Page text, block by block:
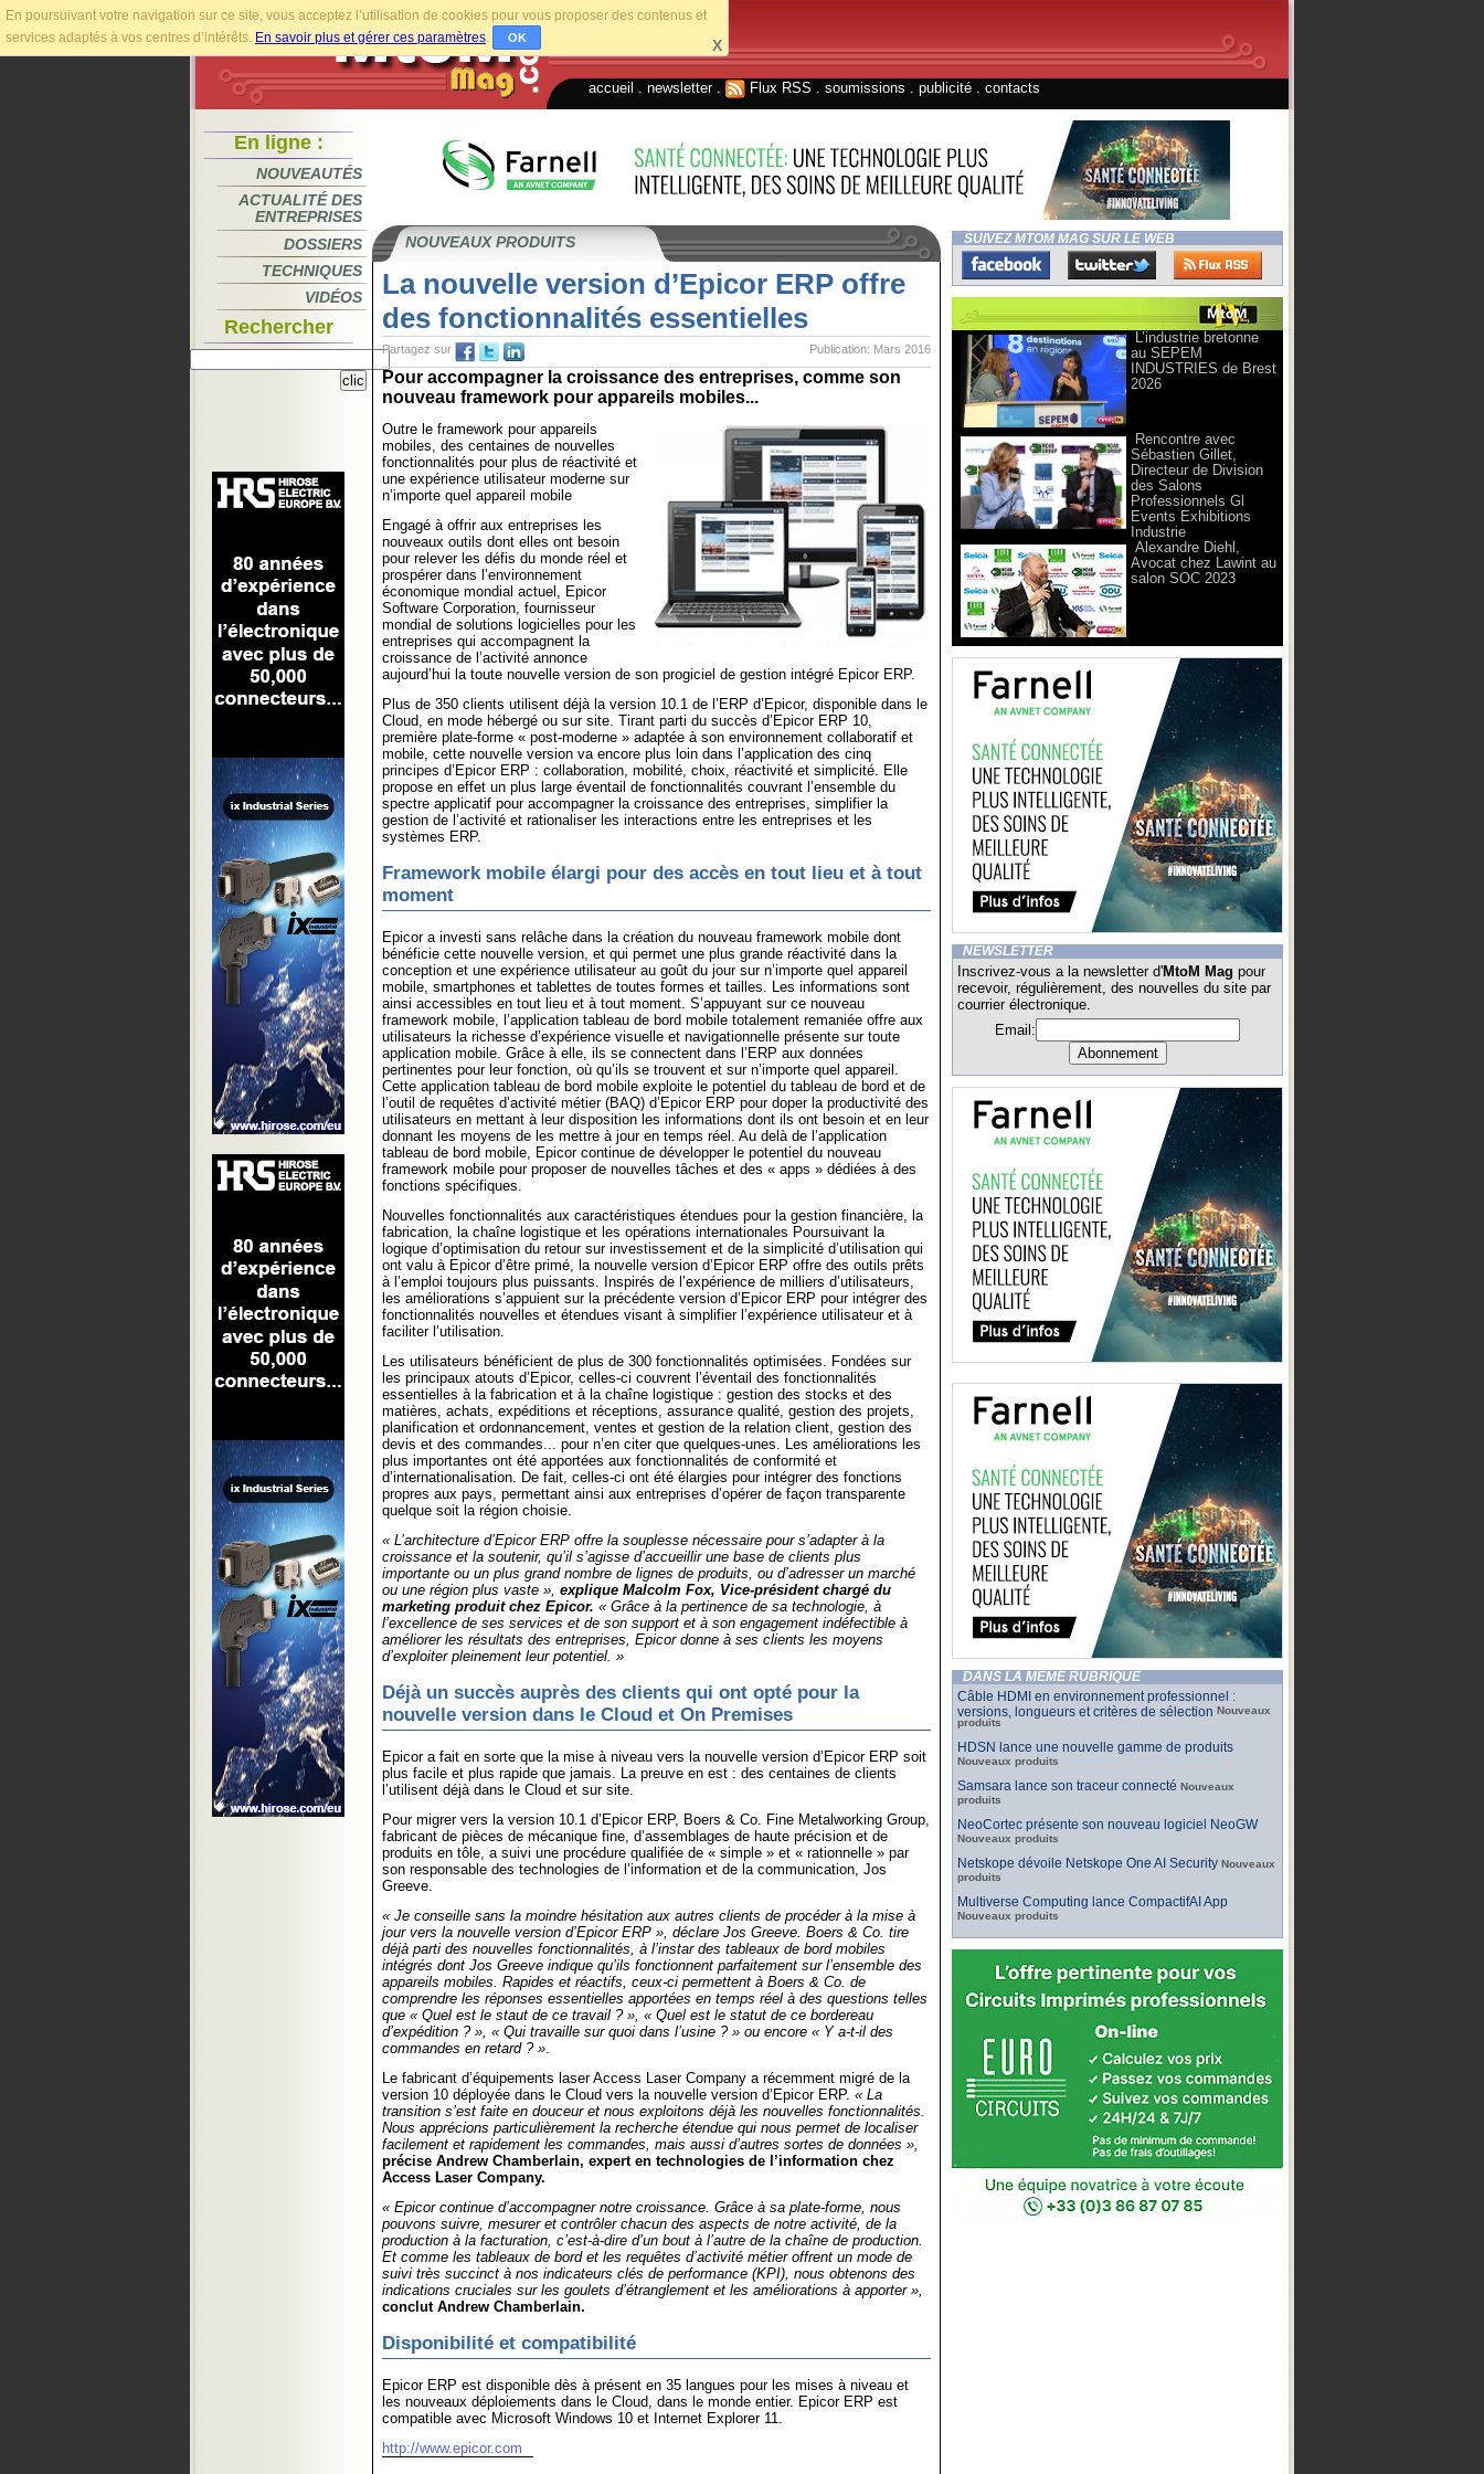
En poursuivant votre navigation sur ce site, vous acceptez l’utilisation de cookies pour vous proposer des contenus et
services adaptés à vos centres d’intérêts. En savoir plus et gérer ces paramètres. OK X
accueil newsletter. Flux RSS soumissions publicité contacts
En ligne :
NOUVEAUTÉS
ACTUALITÉ DES
ENTREPRISES
DOSSIERS
TECHNIQUES
VIDÉOS
Rechercher
NOUVEAUX PRODUITS
La nouvelle version d’Epicor ERP offre
des fonctionnalités essentielles
Publication: Mars 2016
Partagez sur
Pour accompagner la croissance des entreprises, comme son
nouveau framework pour appareils mobiles...
Outre le framework pour appareils
mobiles, des centaines de nouvelles
fonctionnalités pour plus de réactivité et
une expérience utilisateur moderne sur
n’importe quel appareil mobile
Engagé à offrir aux entreprises les
nouveaux outils dont elles ont besoin
pour relever les défis du monde réel et
prospérer dans l’environnement
économique mondial actuel, Epicor
Software Corporation, fournisseur
mondial de solutions logicielles pour les
entreprises qui accompagnent la
croissance de l’activité annonce
aujourd’hui la toute nouvelle version de son progiciel de gestion intégré Epicor ERP.
Plus de 350 clients utilisent déjà la version 10.1 de l’ERP d’Epicor, disponible dans le
Cloud, en mode hébergé ou sur site. Tirant parti du succès d’Epicor ERP 10,
première plate-forme « post-moderne » adaptée à son environnement collaboratif et
mobile, cette nouvelle version va encore plus loin dans l’application des cinq
principes d’Epicor ERP : collaboration, mobilité, choix, réactivité et simplicité. Elle
propose en effet un plus large éventail de fonctionnalités couvrant l’ensemble du
spectre applicatif pour accompagner la croissance des entreprises, simplifier la
gestion de l’activité et rationaliser les interactions entre les entreprises et les
systèmes ERP.
Framework mobile élargi pour des accès en tout lieu et à tout
moment
Epicor a investi sans relâche dans la création du nouveau framework mobile dont
bénéficie cette nouvelle version, et qui permet une plus grande réactivité dans la
conception et une expérience utilisateur au goût du jour sur n’importe quel appareil
mobile, smartphones et tablettes de toutes formes et tailles. Les informations sont
ainsi accessibles en tout lieu et à tout moment. S’appuyant sur ce nouveau
framework mobile, l’application tableau de bord mobile totalement remaniée offre aux
utilisateurs la richesse d’expérience visuelle et navigationnelle présente sur toute
application mobile. Grâce à elle, ils se connectent dans l’ERP aux données
pertinentes pour leur fonction, où qu’ils se trouvent et sur n’importe quel appareil.
Cette application tableau de bord mobile exploite le potentiel du tableau de bord et de
l’outil de requêtes d’activité métier (BAQ) d’Epicor ERP pour doper la productivité des
utilisateurs en mettant à leur disposition les informations dont ils ont besoin et en leur
donnant les moyens de les mettre à jour en temps réel. Au delà de l’application
tableau de bord mobile, Epicor continue de développer le potentiel du nouveau
framework mobile pour proposer de nouvelles tâches et des « apps » dédiées à des
fonctions spécifiques.
Nouvelles fonctionnalités aux caractéristiques étendues pour la gestion financière, la
fabrication, la chaîne logistique et les opérations internationales Poursuivant la
logique d’optimisation du retour sur investissement et de la simplicité d’utilisation qui
ont valu à Epicor d’être primé, la nouvelle version d’Epicor ERP offre des outils prêts
à l’emploi toujours plus puissants. Inspirés de l’expérience de milliers d’utilisateurs,
les améliorations s’appuient sur la précédente version d’Epicor ERP pour intégrer des
fonctionnalités nouvelles et étendues visant à simplifier l’expérience utilisateur et à
faciliter l’utilisation.
Les utilisateurs bénéficient de plus de 300 fonctionnalités optimisées. Fondées sur
les principaux atouts d’Epicor, celles-ci couvrent l’éventail des fonctionnalités
essentielles à la fabrication et à la chaîne logistique : gestion des stocks et des
matières, achats, expéditions et réceptions, assurance qualité, gestion des projets,
planification et ordonnancement, ventes et gestion de la relation client, gestion des
devis et des commandes... pour n’en citer que quelques-unes. Les améliorations les
plus importantes ont été apportées aux fonctionnalités de conformité et
d’internationalisation. De fait, celles-ci ont été élargies pour intégrer des fonctions
propres aux pays, permettant ainsi aux entreprises d’opérer de façon transparente
quelque soit la région choisie.
« L’architecture d’Epicor ERP offre la souplesse nécessaire pour s’adapter à la
croissance et la soutenir, qu’il s’agisse d’accueillir une base de clients plus
importante ou un plus grand nombre de lignes de produits, ou d’adresser un marché
ou une région plus vaste », explique Malcolm Fox, Vice-président chargé du
marketing produit chez Epicor. « Grâce à la pertinence de sa technologie, à
l’excellence de ses services et de son support et à son engagement indéfectible à
améliorer les résultats des entreprises, Epicor donne à ses clients les moyens
d’exploiter pleinement leur potentiel. »
Déjà un succès auprès des clients qui ont opté pour la
nouvelle version dans le Cloud et On Premises
Epicor a fait en sorte que la mise à niveau vers la nouvelle version d’Epicor ERP soit
plus facile et plus rapide que jamais. La preuve en est : des centaines de clients
l’utilisent déjà dans le Cloud et sur site.
Pour migrer vers la version 10.1 d’Epicor ERP, Boers & Co. Fine Metalworking Group,
fabricant de pièces de mécanique fine, d’assemblages de haute précision et de
produits en tôle, a suivi une procédure qualifiée de « simple » et « rationnelle » par
son responsable des technologies de l’information et de la communication, Jos
Greeve.
« Je conseille sans la moindre hésitation aux autres clients de procéder à la mise à
jour vers la nouvelle version d’Epicor ERP », déclare Jos Greeve. Boers & Co. tire
déjà parti des nouvelles fonctionnalités, à l’instar des tableaux de bord mobiles
intégrés dont Jos Greeve indique qu’ils fonctionnent parfaitement sur l’ensemble des
appareils mobiles. Rapides et réactifs, ceux-ci permettent à Boers & Co. de
comprendre les réponses essentielles apportées en temps réel à des questions telles
que « Quel est le staut de ce travail ? », « Quel est le statut de ce bordereau
d’expédition ? », « Qui travaille sur quoi dans l’usine ? » ou encore « Y a-t-il des
commandes en retard ? ».
Le fabricant d’équipements laser Access Laser Company a récemment migré de la
version 10 déployée dans le Cloud vers la nouvelle version d’Epicor ERP. « La
transition s’est faite en douceur et nous exploitons déjà les nouvelles fonctionnalités.
Nous apprécions particulièrement la recherche étendue qui nous permet de localiser
facilement et rapidement les commandes, mais aussi d’autres sortes de données »,
précise Andrew Chamberlain, expert en technologies de l’information chez
Access Laser Company.
« Epicor continue d’accompagner notre croissance. Grâce à sa plate-forme, nous
pouvons suivre, mesurer et contrôler chacun des aspects de notre activité, de la
production à la facturation, c’est-à-dire d’un bout à l’autre de la chaîne de production.
Et comme les tableaux de bord et les requêtes d’activité métier offrent un mode de
suivi très succinct à nos indicateurs clés de performance (KPI), nous obtenons des
indications cruciales sur les goulets d’étranglement et les améliorations à apporter »,
conclut Andrew Chamberlain.
Disponibilité et compatibilité
Epicor ERP est disponible dès à présent en 35 langues pour les mises à niveau et
les nouveaux déploiements dans le Cloud, dans le monde entier. Epicor ERP est
compatible avec Microsoft Windows 10 et Internet Explorer 11.
http://www.epicor.com
SUIVEZ MTOM MAG SUR LE WEB
L’industrie bretonne
au SEPEM
INDUSTRIES de Brest
2026
Rencontre avec
Sébastien Gillet,
Directeur de Division
des Salons
Professionnels Gl
Events Exhibitions
Industrie
Alexandre Diehl,
Avocat chez Lawint au
salon SOC 2023
NEWSLETTER
Inscrivez-vous a la newsletter d'MtoM Mag pour
recevoir, régulièrement, des nouvelles du site par
courrier électronique.
Email:
DANS LA MÊME RUBRIQUE
Câble HDMI en environnement professionnel :
versions, longueurs et critères de sélection Nouveaux
produits
HDSN lance une nouvelle gamme de produits
Nouveaux produits
Samsara lance son traceur connecté Nouveaux
produits
NeoCortec présente son nouveau logiciel NeoGW
Nouveaux produits
Netskope dévoile Netskope One AI Security Nouveaux
produits
Multiverse Computing lance CompactifAI App
Nouveaux produits